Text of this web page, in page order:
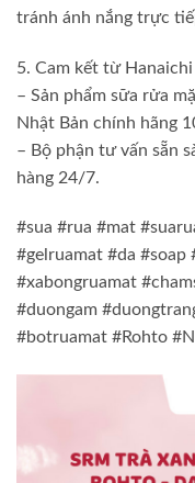
tránh ánh nắng trực
5. Cam kết từ Hanaichi
– Sản phẩm sữa rửa
Nhật Bản chính hãng
– Bộ phận tư vấn sẵn
hàng 24/7.
#sua #rua #mat
#gelruamat #da #soap
#xabongruamat
#duongam
#botruamat #Rohto